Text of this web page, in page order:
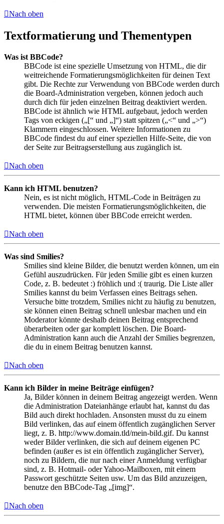
Nach oben
Textformatierung und Thementypen
Was ist BBCode?
BBCode ist eine spezielle Umsetzung von HTML, die dir
weitreichende Formatierungsmöglichkeiten für deinen Text
gibt. Die Rechte zur Verwendung von BBCode werden durch
die Board-Administration vergeben, können jedoch auch
durch dich für jeden einzelnen Beitrag deaktiviert werden.
BBCode ist ähnlich wie HTML aufgebaut, jedoch werden
Tags von eckigen („[“ und „]“) statt spitzen („<“ und „>“)
Klammern eingeschlossen. Weitere Informationen zu
BBCode findest du auf einer speziellen Hilfe-Seite, die von
der Seite zur Beitragserstellung aus zugänglich ist.
Nach oben
Kann ich HTML benutzen?
Nein, es ist nicht möglich, HTML-Code in Beiträgen zu
verwenden. Die meisten Formatierungsmöglichkeiten, die
HTML bietet, können über BBCode erreicht werden.
Nach oben
Was sind Smilies?
Smilies sind kleine Bilder, die benutzt werden können, um ein
Gefühl auszudrücken. Für jeden Smilie gibt es einen kurzen
Code, z. B. bedeutet :) fröhlich und :( traurig. Die Liste aller
Smilies kannst du beim Verfassen eines Beitrags sehen.
Versuche bitte trotzdem, Smilies nicht zu häufig zu benutzen,
sie können einen Beitrag schnell unlesbar machen und ein
Moderator könnte deshalb deinen Beitrag entsprechend
überarbeiten oder gar komplett löschen. Die Board-
Administration kann auch die Anzahl der Smilies begrenzen,
die du in einem Beitrag benutzen kannst.
Nach oben
Kann ich Bilder in meine Beiträge einfügen?
Ja, Bilder können in deinem Beitrag angezeigt werden. Wenn
die Administration Dateianhänge erlaubt hat, kannst du das
Bild auch direkt hochladen. Ansonsten musst du zu einem
Bild verlinken, das auf einem öffentlich zugänglichen Server
liegt, z. B. http://www.domain.tld/mein-bild.gif. Du kannst
weder Bilder verlinken, die sich auf deinem eigenen PC
befinden (außer es ist ein öffentlich zugänglicher Server),
noch zu Bildern, die nur nach einer Anmeldung verfügbar
sind, z. B. Hotmail- oder Yahoo-Mailboxen, mit einem
Passwort geschützte Seiten usw. Um das Bild anzuzeigen,
benutze den BBCode-Tag „[img]“.
Nach oben